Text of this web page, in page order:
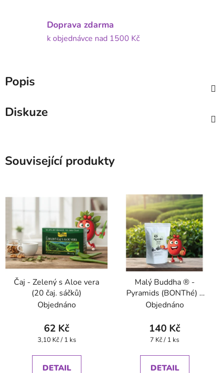
Doprava zdarma
k objednávce nad 1500 Kč
Popis
Diskuze
Související produkty
Čaj - Zelený s Aloe vera
(20 čaj. sáčků)
Objednáno
62 Kč
Měrná
3,10 Kč / 1 ks
DETAIL
Malý Buddha ® -
Pyramids (BONThé) -
Oxalis
Objednáno
140 Kč
Měrná
7 Kč / 1 ks
DETAIL